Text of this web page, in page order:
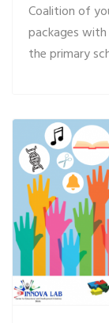
Coalition of
packages
the primary